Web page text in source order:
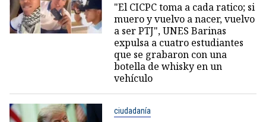
"El CICPC toma a cada ratico; si
muero y vuelvo a nacer, vuelvo
a ser PTJ", UNES Barinas
expulsa a cuatro estudiantes
que se grabaron con una
botella de whisky en un
vehículo
ciudadanía